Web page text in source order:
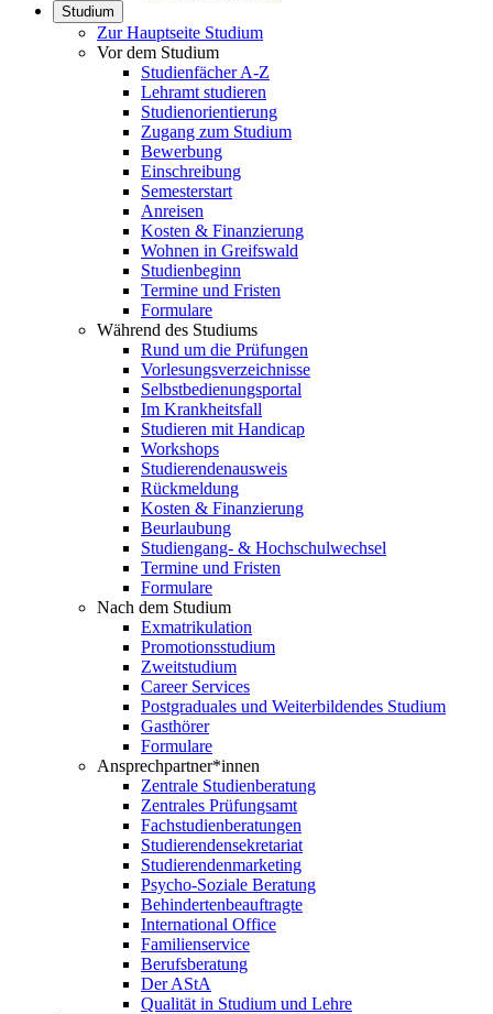
Studium
Zur Hauptseite Studium
Vor dem Studium
Studienfächer A-Z
Lehramt studieren
Studienorientierung
Zugang zum Studium
Bewerbung
Einschreibung
Semesterstart
Anreisen
Kosten & Finanzierung
Wohnen in Greifswald
Studienbeginn
Termine und Fristen
Formulare
Während des Studiums
Rund um die Prüfungen
Vorlesungsverzeichnisse
Selbstbedienungsportal
Im Krankheitsfall
Studieren mit Handicap
Workshops
Studierendenausweis
Rückmeldung
Kosten & Finanzierung
Beurlaubung
Studiengang- & Hochschulwechsel
Termine und Fristen
Formulare
Nach dem Studium
Exmatrikulation
Promotionsstudium
Zweitstudium
Career Services
Postgraduales und Weiterbildendes Studium
Gasthörer
Formulare
Ansprechpartner*innen
Zentrale Studienberatung
Zentrales Prüfungsamt
Fachstudienberatungen
Studierendensekretariat
Studierendenmarketing
Psycho-Soziale Beratung
Behindertenbeauftragte
International Office
Familienservice
Berufsberatung
Der AStA
Qualität in Studium und Lehre